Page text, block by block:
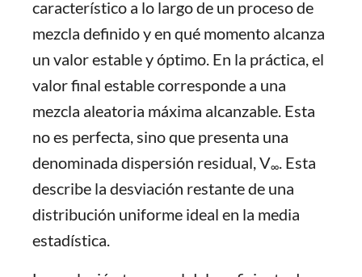
característico a lo largo de un proceso de
mezcla definido y en qué momento alcanza
un valor estable y óptimo. En la práctica, el
valor final estable corresponde a una
mezcla aleatoria máxima alcanzable. Esta
no es perfecta, sino que presenta una
denominada dispersión residual, V∞ . Esta
describe la desviación restante de una
distribución uniforme ideal en la media
estadística.